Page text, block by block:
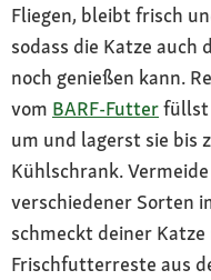
Fliegen, bleibt frisch
sodass die Katze auch
noch genießen kann.
vom BARF-Futterfüllst
um und lagerst sie bis
Kühlschrank.
verschiedener Sorten
schmeckt deiner
Frischfutterreste aus